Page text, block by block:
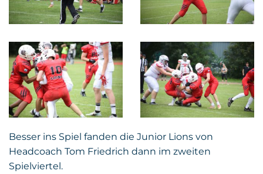
Besser ins Spiel fanden die Junior Lions von
Headcoach Tom Friedrich dann im zweiten
Spielviertel.